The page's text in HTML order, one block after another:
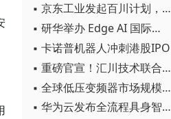
▪ 京东工业发起百川计划， 构建工业大模型新生态
▪ 研华举办 Edge AI 国际论坛
▪ 卡诺普机器人冲刺港股IPO
▪ 重磅官宣！汇川技术联合发起 D12 联盟，开创产教融合新范式
▪ 全球低压变频器市场规模2030年将超170亿美元
▪ 华为云发布全流程具身智能开发平台CloudRobo